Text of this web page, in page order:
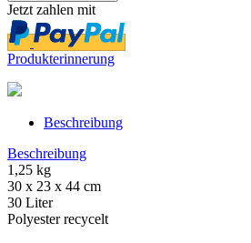
Jetzt zahlen mit
Produkterinnerung
Beschreibung
Beschreibung
1,25 kg
30 x 23 x 44 cm
30 Liter
Polyester recycelt